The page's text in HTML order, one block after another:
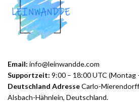
Email: info@leinwandde.com
Supportzeit: 9:00 – 18:00 UTC (Montag
Deutschland AdresseCarlo-
Alsbach-Hähnlein, Deutschland.